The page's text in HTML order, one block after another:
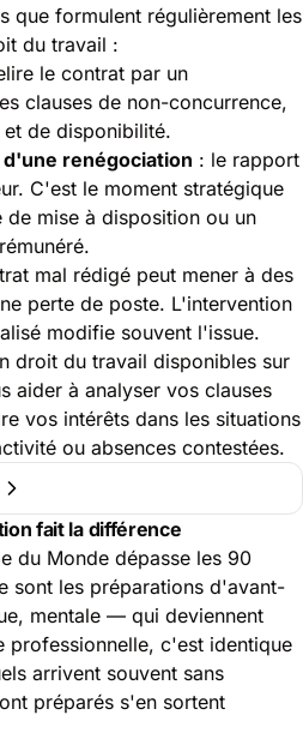
que formulent régulièrement les
du travail :
le contrat par un
clauses de non-concurrence,
de disponibilité.
renégociation : le rapport
C'est le moment stratégique
mise à disposition ou un
mal rédigé peut mener à des
perte de poste. L'intervention
modifie souvent l'issue.
droit du travail disponibles sur
aider à analyser vos clauses
vos intérêts dans les situations
ou absences contestées.
fait la différence
du Monde dépasse les 90
sont les préparations d'avant-
mentale — qui deviennent
professionnelle, c'est identique
arrivent souvent sans
préparés s'en sortent